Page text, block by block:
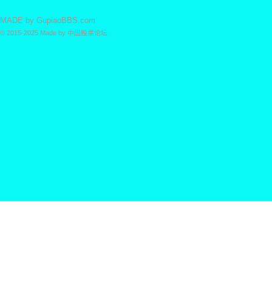
MADE by GupiaoBBS.com
© 2015-2025 Made by 中国股票论坛